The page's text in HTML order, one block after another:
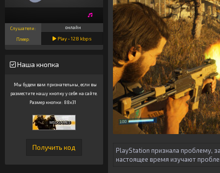
Слушатели: онлайн
Плеер: Play -128 kbps
Наша кнопка
Мы будем вам признательны, если вы
разместите нашу кнопку у себя на сайте.
Размер кнопки: 88x31
PlayStation признала проблему,
настоящее время изучают